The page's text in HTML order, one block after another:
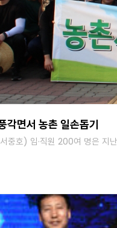
각면서 농촌 일손돕기
중호) 임·직원 200여 명은 지